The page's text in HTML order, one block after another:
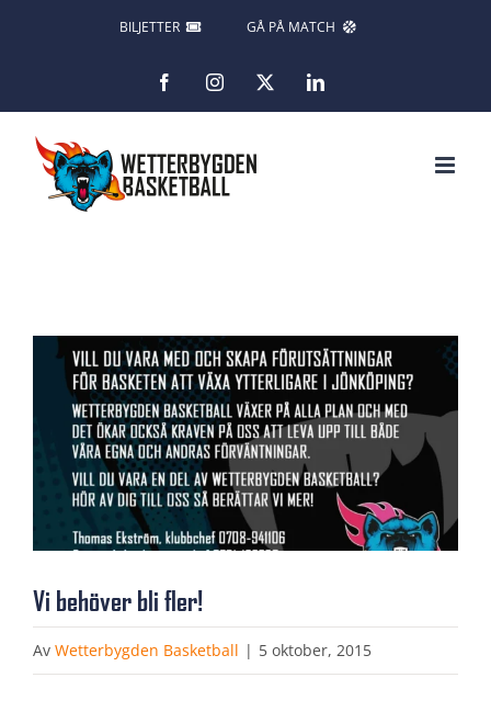
BILJETTER GÅ PÅ MATCH
FacebookInstagram LinkedIn
större
Vi behöver bli fler!
Av Wetterbygden Basketball | 5 oktober, 2015